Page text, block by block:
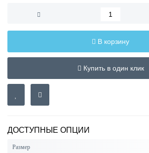
В корзину
Купить в один клик
ДОСТУПНЫЕ ОПЦИИ
Размер